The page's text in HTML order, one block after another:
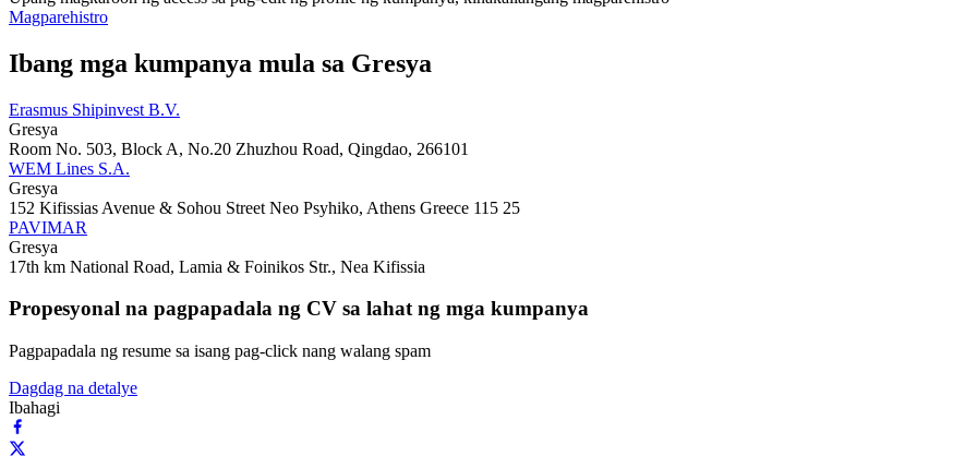
Magparehistro
Ibang mga kumpanya mula sa Gresya
Erasmus Shipinvest B.V.
Gresya
Room No. 503, Block A, No.20 Zhuzhou Road, Qingdao, 266101
WEM Lines S.A.
Gresya
152 Kifissias Avenue & Sohou Street Neo Psyhiko, Athens Greece 115 25
PAVIMAR
Gresya
17th km National Road, Lamia & Foinikos Str., Nea Kifissia
Propesyonal na pagpapadala ng CV sa lahat ng mga kumpanya
Pagpapadala ng resume sa isang pag-click nang walang spam
Dagdag na detalye
Ibahagi